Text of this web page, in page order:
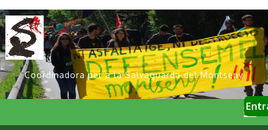
Vés
al
contingut
Coordinadora per a la Salvaguarda del Montseny
User